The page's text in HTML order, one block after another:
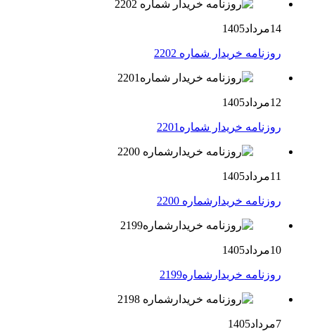
14مرداد1405
روزنامه خریدار شماره 2202
12مرداد1405
روزنامه خریدار شماره2201
11مرداد1405
روزنامه خریدارشماره 2200
10مرداد1405
روزنامه خریدارشماره2199
7مرداد1405